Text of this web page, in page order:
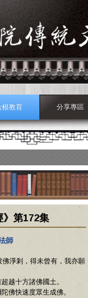
根教育 分享專區
》第172集
師
佛淨剎，得未曾有，我亦願
越十方諸佛國土。
佛快速度眾生成佛。